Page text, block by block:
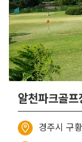
알천파크골프
경주시 구